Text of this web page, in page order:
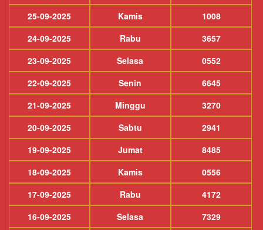
25-09-2025 Kamis
1008
24-09-2025
Rabu
3657
23-09-2025
Selasa
0552
22-09-2025
Senin
6645
21-09-2025
Minggu
3270
20-09-2025
Sabtu
2941
19-09-2025
Jumat
8485
18-09-2025
Kamis
0556
17-09-2025
Rabu
4172
16-09-2025
Selasa 7329